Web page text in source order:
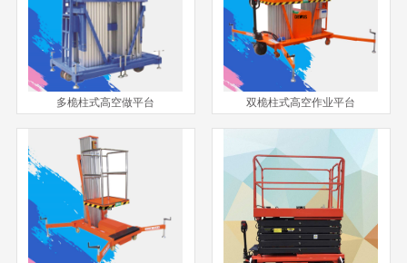
多桅柱式高空做平台 双桅柱式高空作业平台